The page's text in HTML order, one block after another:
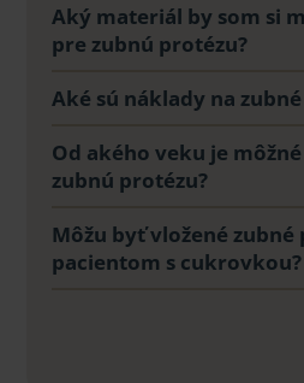
Aký materiál by som si
pre zubnú protézu?
Aké sú náklady na
Od akého veku je
zubnú protézu?
Môžu byť vložené zubné
pacientom s cukrovkou?